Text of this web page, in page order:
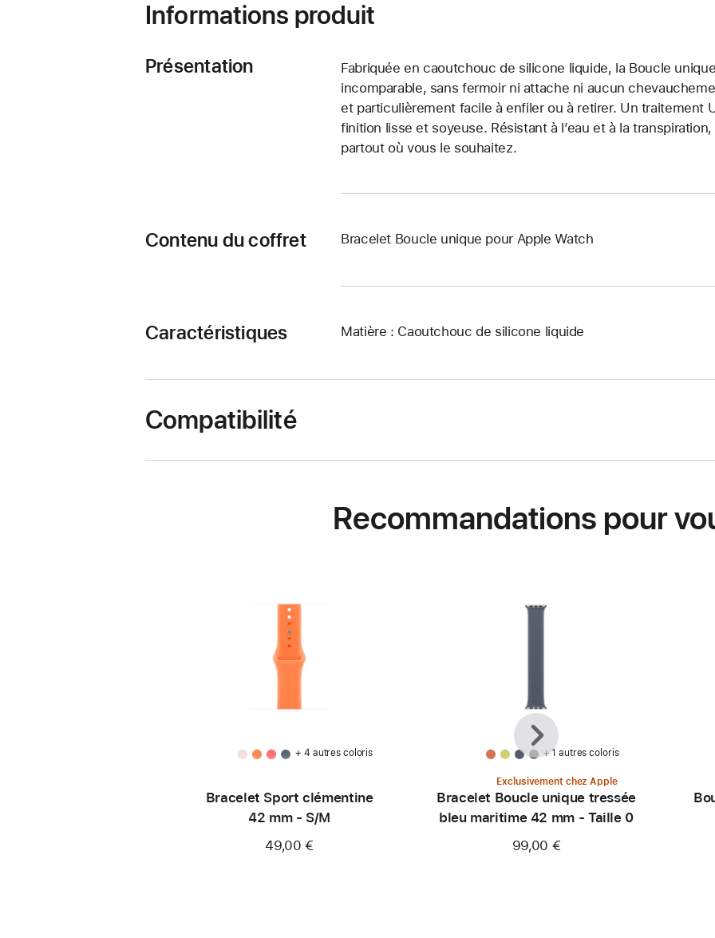
Informations produit
Présentation
Fabriquée en caoutchouc de silicone liquide, la Boucle
incomparable, sans fermoir ni attache ni aucun
et particulièrement facile à enfiler ou à retirer. Un traitement
finition lisse et soyeuse. Résistant à l’eau et à la
partout où vous le souhaitez.
Contenu du coffret Bracelet Boucle unique pour Apple Watch
Caractéristiques Matière : Caoutchouc de silicone liquide
Compatibilité
Recommandations pour
+ 4 autres coloris
Bracelet Sport clémentine
42 mm - S/M
49,00 €
+ 1 autres coloris
Exclusivement chez Apple
Bracelet Boucle unique tressée
bleu maritime 42 mm - Taille 0
99,00 €
Précédent
Suivant